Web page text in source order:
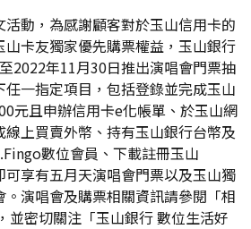
動，為感謝顧客對於玉山信用卡的
卡友獨家優先購票權益，玉山銀行
2022年11月30日推出演唱會門票抽
一指定項目，包括登錄並完成玉山
元且申辦信用卡e化帳單、於玉山網
上買賣外幣、持有玉山銀行台幣及
數位會員、下載註冊玉山
享有五月天演唱會門票以及玉山獨
演唱會及購票相關資訊請參閱「相
並密切關注「玉山銀行 數位生活好